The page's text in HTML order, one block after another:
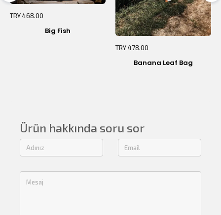
TRY 468.00
Big Fish
TRY 478.00
Banana Leaf Bag
Ürün hakkında soru sor